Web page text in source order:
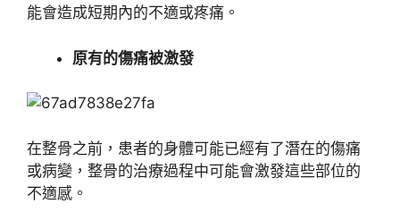
能會造成短期內的不適或疼痛。
原有的傷痛被激發
在整骨之前，患者的身體可能已經有了潛在的傷痛
或病變，整骨的治療過程中可能會激發這些部位的
不適感。